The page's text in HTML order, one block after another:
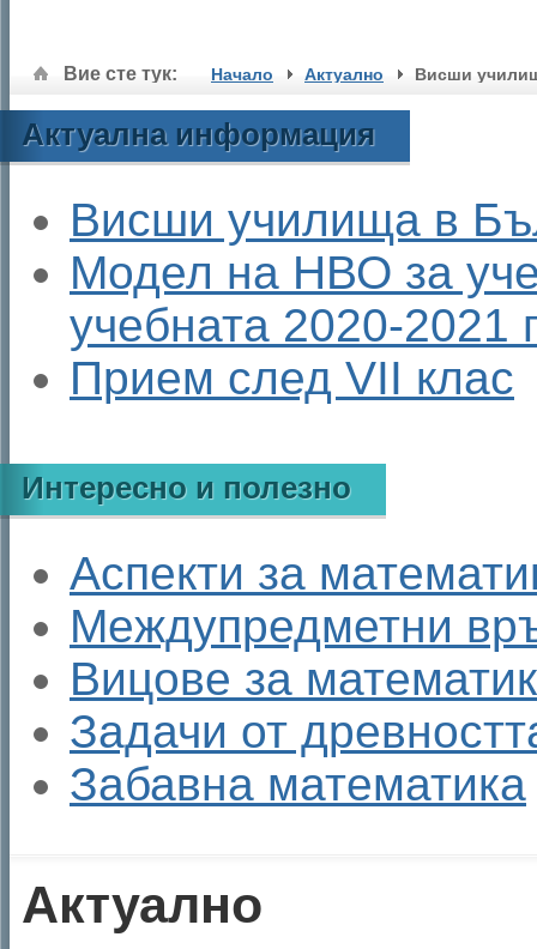
Вие сте тук: Начало Актуално Висши
Актуална информация
Висши училища в
Модел на НВО за
учебната 2020-2021
Прием след VII клас
Интересно и полезно
Аспекти за
Междупредметни
Вицове за
Задачи от
Забавна математика
Актуално